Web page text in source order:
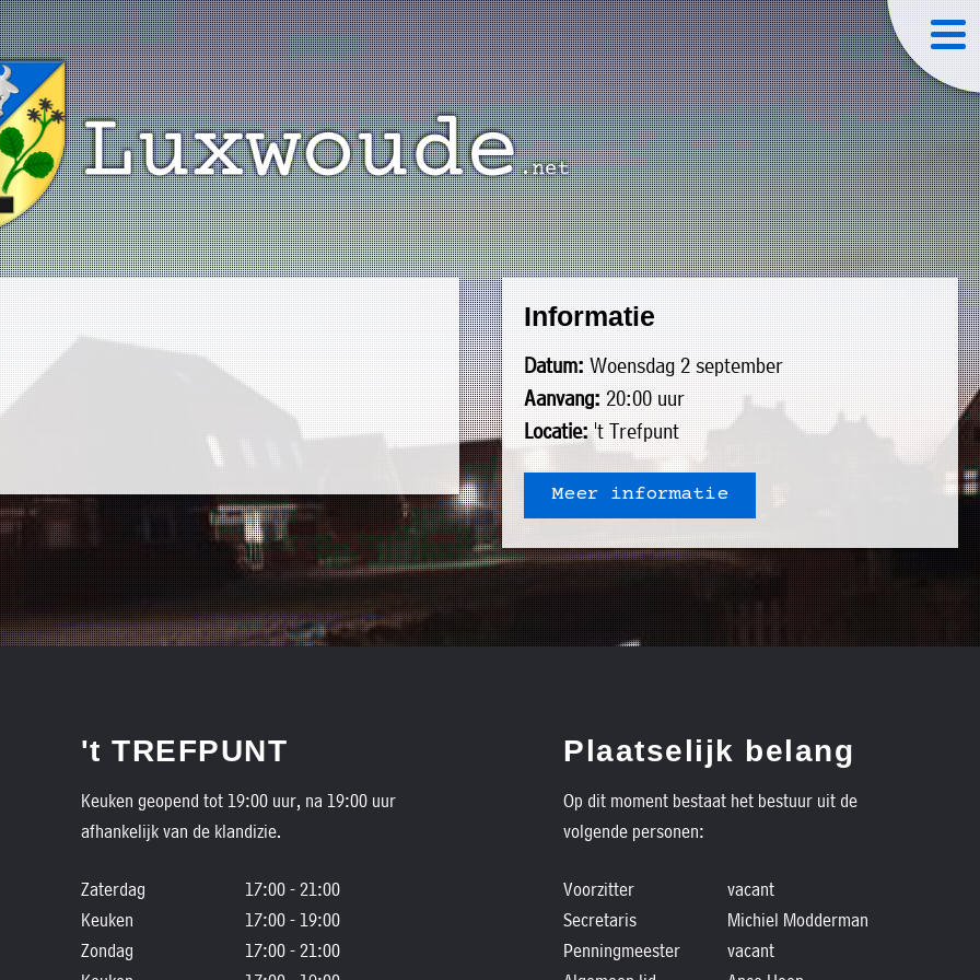
Informatie
Datum:Woensdag 2 september
Aanvang:20:00 uur
Locatie:'t Trefpunt
Meer informatie
't TREFPUNT
Keuken geopend tot 19:00 uur, na 19:00 uur
afhankelijk van de klandizie.
Zaterdag
17:00 - 21:00
Keuken
17:00 - 19:00
Zondag
17:00 - 21:00
Plaatselijk belang
Op dit moment bestaat het bestuur uit de
volgende personen:
Voorzitter
vacant
Secretaris
Michiel Modderman
Penningmeester
vacant